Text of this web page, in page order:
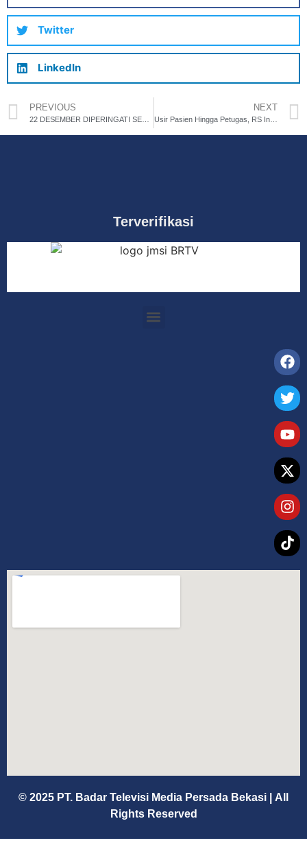
Twitter
LinkedIn
PREVIOUS NEXT
Usir Pasien Hingga Petugas, RS Indonesia di Gaza dibuat Markas Israel!
Terverifikasi
© 2025 PT. Badar Televisi Media Persada Bekasi
All
Rights Reserved